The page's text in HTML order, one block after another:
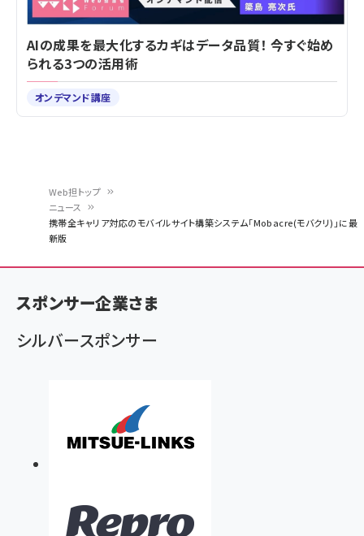
く
ず
Web担トップ
ニュース
携帯全キャリア対応のモバイルサイト構築システム「Mobacre(モバクリ)」に最
新版
AIの成果を最大化するカギはデータ品質！ 今すぐ始め
られる3つの活用術
オンデマンド講座
スポンサー企業さま
シルバースポンサー